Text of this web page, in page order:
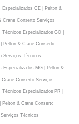
Especializados CE | Pelton &
Crane Conserto Serviços
Especializados GO |
Pelton & Crane Conserto
Serviços Técnicos
Especializados MG | Pelton &
Conserto Serviços
Especializados PR |
Pelton & Crane Conserto
Técnicos